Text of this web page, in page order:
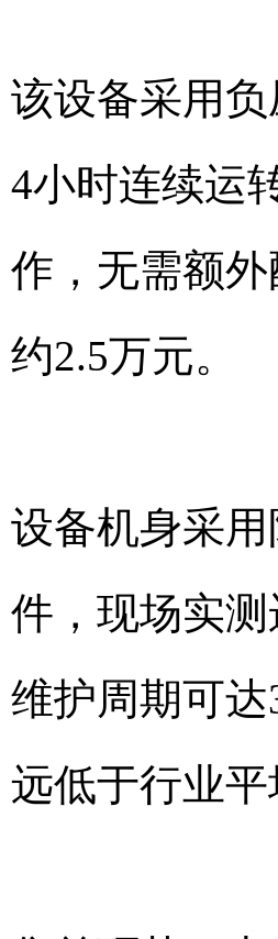
该设备采用
4小时连续运
作，无需额
约2.5万元。
设备机身采
件，现场实
维护周期可
远低于行业平